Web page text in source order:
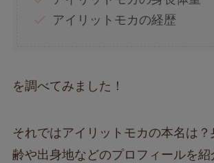
アイリットモカの経歴
を調べてみました！
それではアイリットモカの本名は
齢や出身地などのプロフィールを紹